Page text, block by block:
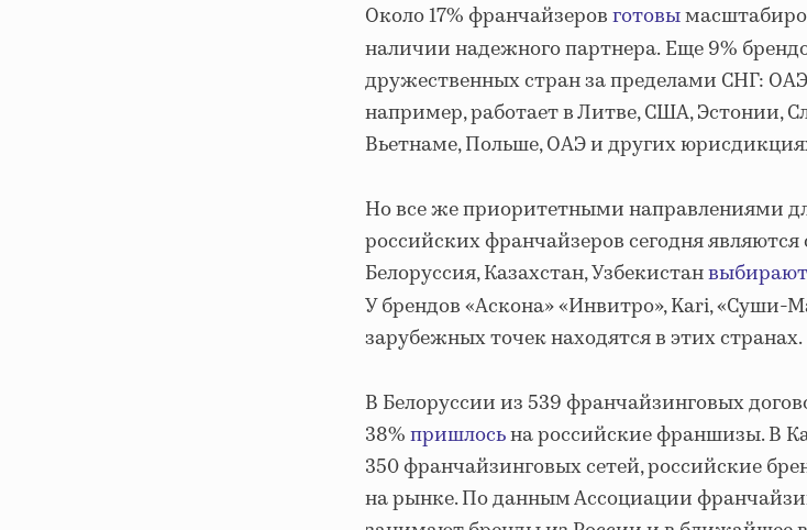
Около 17% франчайзеровготовы
наличии надежного партнера.Еще 9%
дружественных стран за пределами СНГ:
например, работает в Литве, США, Эстонии,
Вьетнаме, Польше, ОАЭ и других
Но все же приоритетными направлениями
российских франчайзеров сегодня
Белоруссия, Казахстан, Узбекистанвыбирают
У брендов «Аскона» «Инвитро», Kari, «Суши-
зарубежных точек находятся в этих странах.
В Белоруссии из 539 франчайзинговых
38%пришлосьна российские франшизы. В
350 франчайзинговых сетей, российские
на рынке. По данным Ассоциации